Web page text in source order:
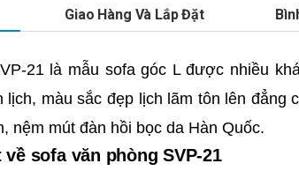
Giao Hàng Và Lắp Đặt
21 là mẫu sofa góc L được nhiều
lịch, màu sắc đẹp lịch lãm tôn lên
nệm mút đàn hồi bọc da Hàn Quốc.
sofa văn phòng SVP-21